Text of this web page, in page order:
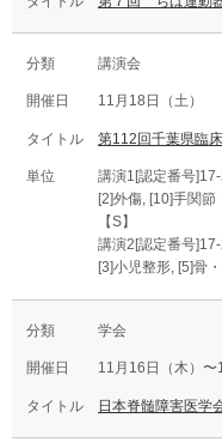
講演会
11月18日（土）
第112回千葉県臨
講演1[認定番号
[2]外傷, [10]手関節
【S】
講演2[認定番号
[3]小児整形, [5]骨
学会
11月16日（木）〜
日本脊髄障害医学